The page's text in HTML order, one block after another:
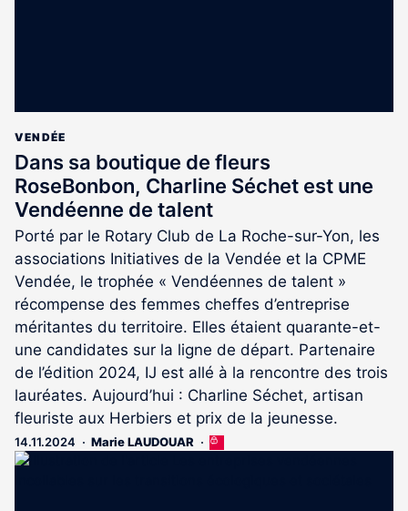
VENDÉE
Dans sa boutique de fleurs
RoseBonbon, Charline Séchet est une
Vendéenne de talent
Porté par le Rotary Club de La Roche-sur-Yon, les
associations Initiatives de la Vendée et la CPME
Vendée, le trophée « Vendéennes de talent »
récompense des femmes cheffes d’entreprise
méritantes du territoire. Elles étaient quarante-et-
une candidates sur la ligne de départ. Partenaire
de l’édition 2024, IJ est allé à la rencontre des trois
lauréates. Aujourd’hui : Charline Séchet, artisan
fleuriste aux Herbiers et prix de la jeunesse.
14.11.2024 Marie LAUDOUAR
Cet